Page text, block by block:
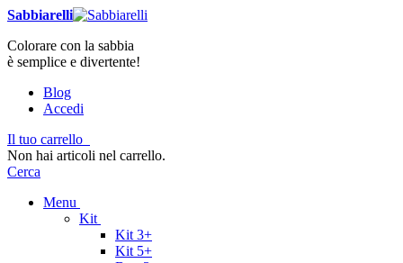
Sabbiarelli
Colorare con la sabbia
è semplice e divertente!
Blog
Accedi
Il tuo carrello
Non hai articoli nel carrello.
Cerca
Menu
Kit
Kit 3+
Kit 5+